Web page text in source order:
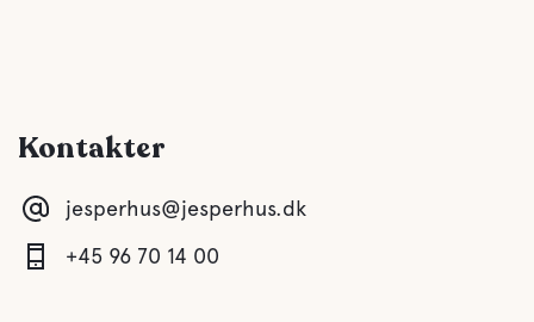
Kontakter
jesperhus@jesperhus.dk
+45 96 70 14 00